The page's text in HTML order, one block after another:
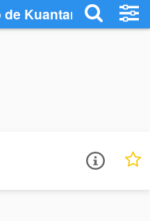
Kuantan - Ouça